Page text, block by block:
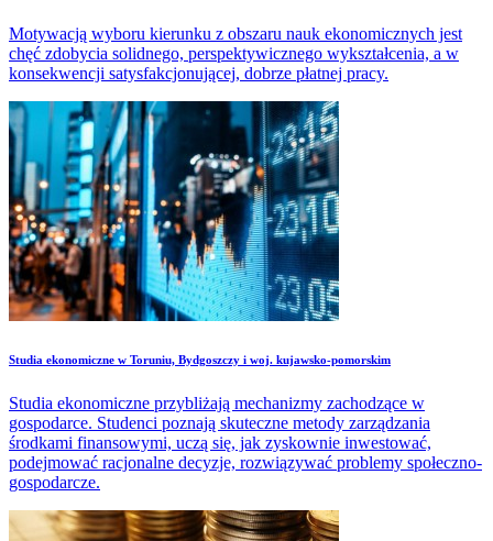
Motywacją wyboru kierunku z obszaru nauk ekonomicznych jest
chęć zdobycia solidnego, perspektywicznego wykształcenia, a w
konsekwencji satysfakcjonującej, dobrze płatnej pracy.
Studia ekonomiczne w Toruniu, Bydgoszczy i woj. kujawsko-pomorskim
Studia ekonomiczne przybliżają mechanizmy zachodzące w
gospodarce. Studenci poznają skuteczne metody zarządzania
środkami finansowymi, uczą się, jak zyskownie inwestować,
podejmować racjonalne decyzje, rozwiązywać problemy społeczno-
gospodarcze.